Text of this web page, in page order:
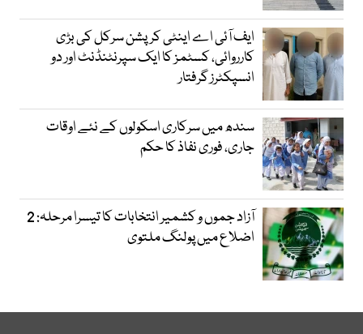
ایف آئی اے اینٹی کرپشن سرکل کی بڑی
کارروائی، کسٹمز کا ایک سپرنٹنڈنٹ اور دو
انسپکٹرز گرفتار
سندھ میں سرکاری اسکولوں کے نئے اوقات
جاری، فوری نفاذ کا حکم
آزاد جموں و کشمیر انتخابات کا تیسرا مرحلہ: 2
اضلاع میں پولنگ ملتوی